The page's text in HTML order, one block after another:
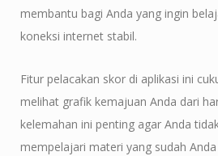
membantu bagi Anda yang ingin
koneksi internet stabil.
Fitur pelacakan skor di aplikasi ini
melihat grafik kemajuan Anda dari
kelemahan ini penting agar Anda
mempelajari materi yang sudah